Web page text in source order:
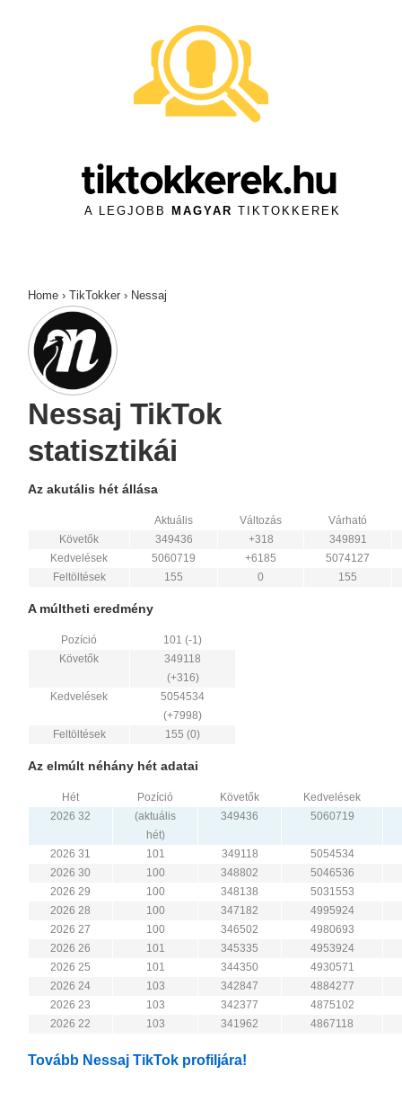
tiktokkerek.hu
A LEGJOBB MAGYAR TIKTOKKEREK
Home › TikTokker › Nessaj
Nessaj TikTok
statisztikái
Az akutális hét állása
Aktuális Változás
Várható
Követők
349436 +318
349891
Kedvelések
5060719 +6185
5074127
Feltöltések
155 0 155
A múltheti eredmény
Pozíció
101 (-1)
Követők
349118
(+316)
Kedvelések
5054534
(+7998)
Feltöltések
155 (0)
Az elmúlt néhány hét adatai
Hét Pozíció Követők
Kedvelések
2026 32
(aktuális
hét)
349436 5060719
2026 31 101 349118
5054534
2026 30
100 348802
5046536
2026 29
100 348138
5031553
2026 28
100 347182
4995924
2026 27
100 346502
4980693
2026 26
101 345335
4953924
2026 25
101 344350
4930571
2026 24
103 342847
4884277
2026 23
103 342377
4875102
2026 22
103 341962 4867118
Tovább Nessaj TikTok profiljára!